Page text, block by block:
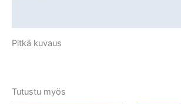
Pitkä kuvaus
Tutustu myös